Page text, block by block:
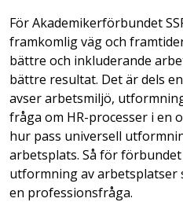
För Akademikerförbundet
framkomlig väg och
bättre och inkluderande
bättre resultat. Det är dels
avser arbetsmiljö,
fråga om HR-processer i en
hur pass universell
arbetsplats. Så för
utformning av arbetsplatser
en professionsfråga.